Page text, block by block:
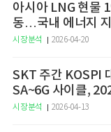
아시아 LNG 현물
동…국내 에너지
시장분석 2026-04-20
SKT 주간 KOSPI
SA~6G 사이클,
예고
시장분석 2026-04-13